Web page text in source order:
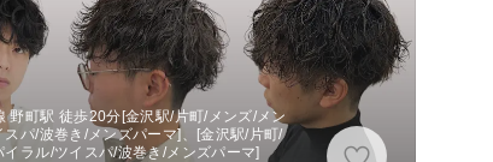
野町駅 徒歩20分[金沢駅/片町/メンズ/メン
パ/波巻き/メンズパーマ]、[金沢駅/片町/
ラル/ツイスパ/波巻き/メンズパーマ]